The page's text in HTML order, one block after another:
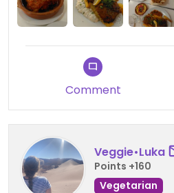
Comment
Veggie•Luka
Points +160
Vegetarian